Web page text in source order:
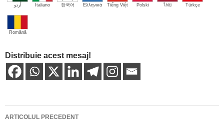
اُردو Italiano 한국어 Ελληνικά Tiếng Việt Polski ไทย Türkçe
Română
Distribuie acest mesaj!
Navigare
ARTICOLUL PRECEDENT